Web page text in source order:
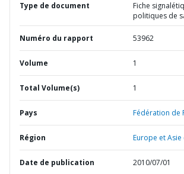
Type de document
Fiche
politiques de
Numéro du rapport 53962
Volume 1
Total Volume(s) 1
Pays Fédération de
Région Europe et
Date de publication 2010/07/01